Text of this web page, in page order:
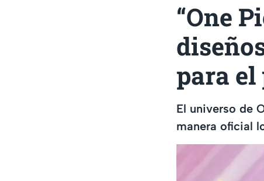
“One
para el
El universo de
manera oficial